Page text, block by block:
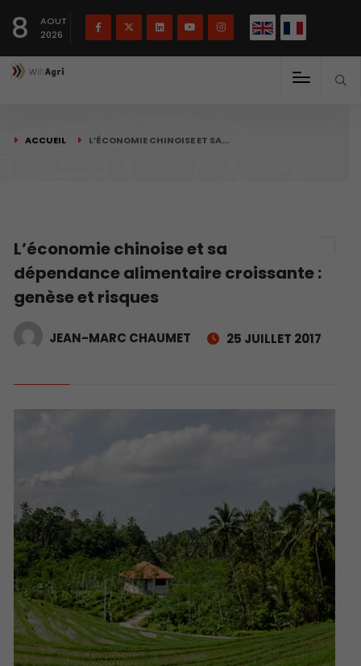
8
AOUT
2026
ACCUEIL L’ÉCONOMIE CHINOISE ET SA…
L’économie chinoise et sa
dépendance alimentaire croissante :
genèse et risques
JEAN-MARC CHAUMET 25 JUILLET 2017
Français English(English)